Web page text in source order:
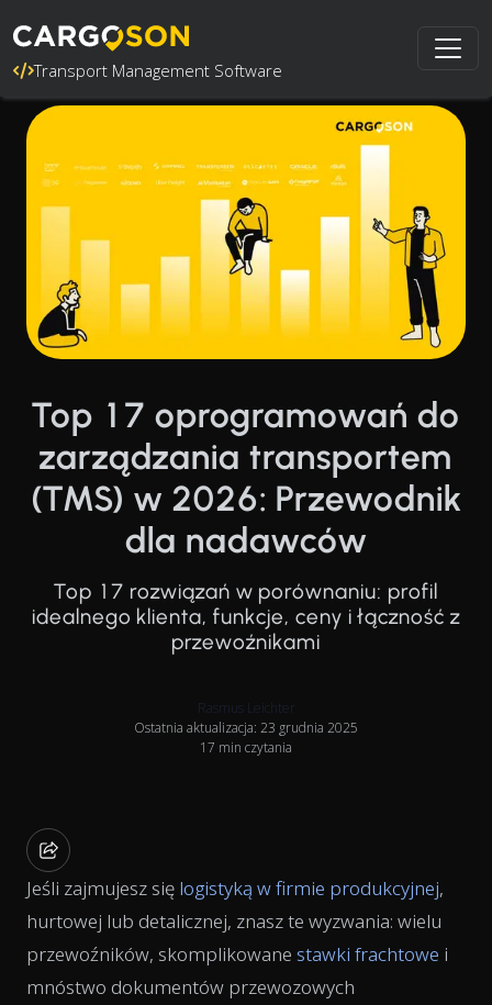
Transport Management Software
Top 17 oprogramowań do
zarządzania transportem
(TMS) w 2026: Przewodnik
dla nadawców
Top 17 rozwiązań w porównaniu: profil
idealnego klienta, funkcje, ceny i łączność z
przewoźnikami
Rasmus Leichter
Ostatnia aktualizacja: 23 grudnia 2025
17 min czytania
Jeśli zajmujesz się logistyką w firmie produkcyjnej,
hurtowej lub detalicznej, znasz te wyzwania: wielu
przewoźników, skomplikowane stawki frachtowe i
mnóstwo dokumentów przewozowych